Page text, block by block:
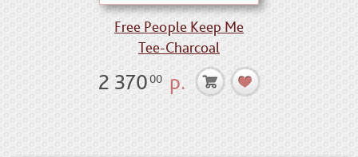
Free People Keep Me
Tee-Charcoal
2 37000 р.